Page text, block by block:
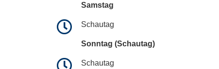
Samstag
Schautag
Sonntag (Schautag)
Schautag